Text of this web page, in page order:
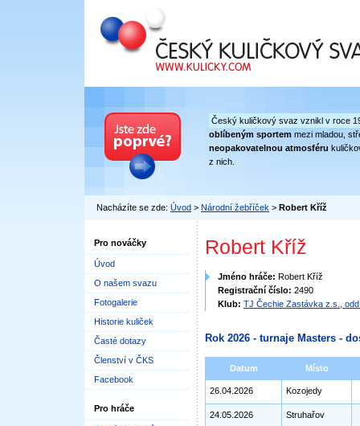
Český kuličkový svaz
Český kuličkový svaz vznikl v roce
oblíbeným sportem mezi mladou,
neopakovatelnou atmosféru
z nich.
Nacházíte se zde: Úvod > Národní žebříček > Robert Kříž
Pro nováčky
Úvod
O našem svazu
Fotogalerie
Historie kuliček
Časté dotazy
Členství v ČKS
Facebook
Pro hráče
Robert Kříž
Jméno hráče: Robert Kříž
Registrační číslo: 2490
Klub: TJ Čechie Zastávka z.s.,
Rok 2026 - turnaje Masters -
Datum Místo
26.04.2026 Kozojedy
24.05.2026 Struhařov